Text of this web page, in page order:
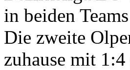
in beiden
Die zweite
zuhause mit